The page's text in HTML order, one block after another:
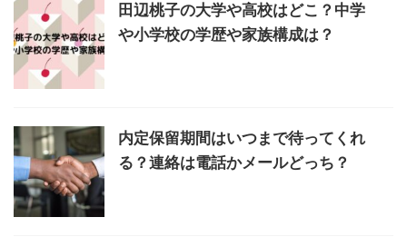
田辺桃子の大学や高校はどこ？中学
や小学校の学歴や家族構成は？
内定保留期間はいつまで待ってくれ
る？連絡は電話かメールどっち？